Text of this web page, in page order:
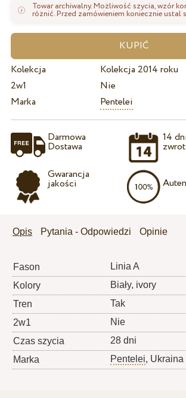
Towar archiwalny. Możliwość szycia, wzór
różnić. Przed zamówieniem koniecznie ustal
Kolekcja
Kolekcja 2014 roku
2w1
Nie
Marka
Pentelei
Darmowa
Dostawa
Gwarancja
jakości
14
zwrot
Opis Pytania - Odpowiedzi Opinie
Fason
Linia A
Kolory
Biały, ivory
Tren
Tak
2w1
Nie
Czas szycia
28 dni
Marka
Pentelei, Ukraina